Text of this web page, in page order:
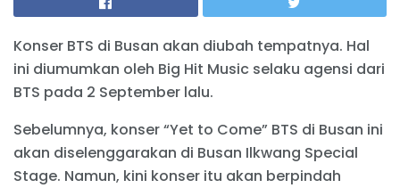
Konser BTS di Busan akan diubah tempatnya. Hal
ini diumumkan oleh Big Hit Music selaku agensi dari
BTS pada 2 September lalu.
Sebelumnya, konser “Yet to Come” BTS di Busan ini
akan diselenggarakan di Busan Ilkwang Special
Stage. Namun, kini konser itu akan berpindah